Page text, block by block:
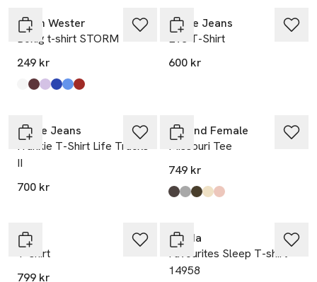
Carin Wester
Boxig t-shirt STORM
249 kr
Produkten finns i färgerna:
Bright White,
Wine,
Light Purple,
Electric Blue,
Mid Blue,
Rust Red,
Nudie Jeans
Eve T-Shirt
600 kr
Nudie Jeans
Frankie T-Shirt Life Tracks
II
700 kr
Second Female
Missouri Tee
749 kr
Produkten finns i färgerna:
Dark Brown Melange
Mid Grey Melange
Canteen,
Alabaster Gleam
Crystal Pink
Oui
T-shirt
799 kr
Calida
Favourites Sleep T-shirt
14958